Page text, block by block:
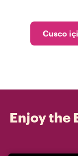
Cusco
Enjoy the